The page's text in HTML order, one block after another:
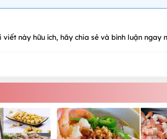
này hữu ích, hãy chia sẻ và bình luận ngay